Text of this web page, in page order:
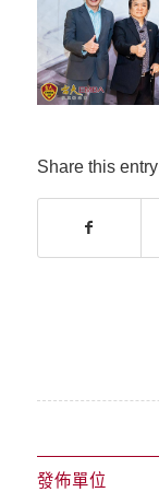
Share this entry
發佈單位